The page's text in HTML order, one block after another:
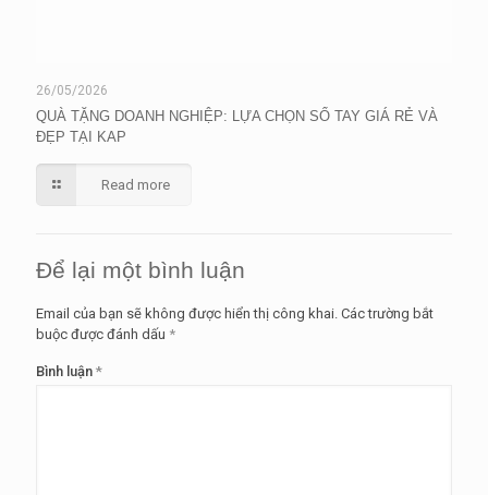
26/05/2026
QUÀ TẶNG DOANH NGHIỆP: LỰA CHỌN SỔ TAY GIÁ RẺ VÀ
ĐẸP TẠI KAP
Read more
Để lại một bình luận
Email của bạn sẽ không được hiển thị công khai. Các trường bắt
buộc được đánh dấu *
Bình luận *